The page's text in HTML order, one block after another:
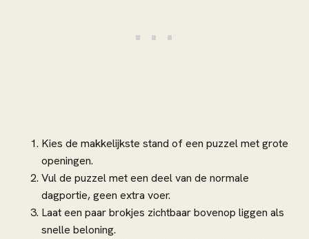
Kies de makkelijkste stand of een puzzel met grote
openingen.
Vul de puzzel met een deel van de normale
dagportie, geen extra voer.
Laat een paar brokjes zichtbaar bovenop liggen als
snelle beloning.